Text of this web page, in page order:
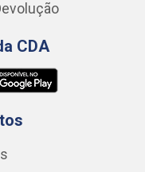
CDA